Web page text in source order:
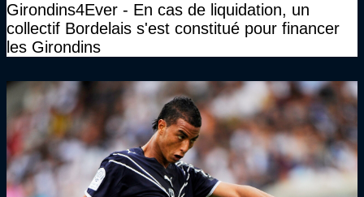
Girondins4Ever - En cas de liquidation, un
collectif Bordelais s'est constitué pour financer
les Girondins